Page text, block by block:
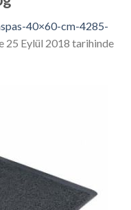
40×60-cm-4285-
25 Eylül 2018 tarihinde